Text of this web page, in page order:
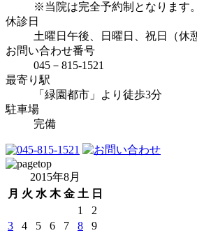
※当院は完全予約制となります。
休診日
土曜日午後、日曜日、祝日（休
お問い合わせ番号
045－815-1521
最寄り駅
「緑園都市」より徒歩3分
駐車場
完備
2015年8月
月 火 水 木 金 土 日
1
2
3
4 5 6 7 8
9